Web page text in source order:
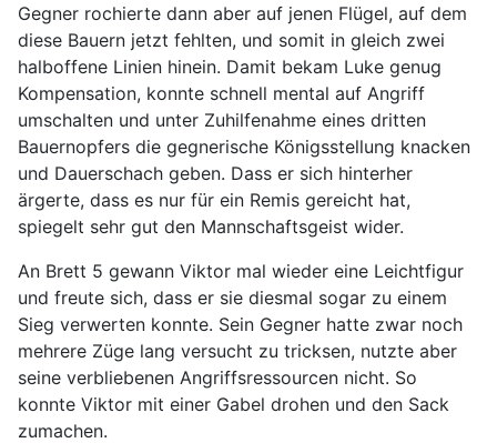
Gegner rochierte dann aber auf jenen Flügel, auf dem
diese Bauern jetzt fehlten, und somit in gleich zwei
halboffene Linien hinein. Damit bekam Luke genug
Kompensation, konnte schnell mental auf Angriff
umschalten und unter Zuhilfenahme eines dritten
Bauernopfers die gegnerische Königsstellung knacken
und Dauerschach geben. Dass er sich hinterher
ärgerte, dass es nur für ein Remis gereicht hat,
spiegelt sehr gut den Mannschaftsgeist wider.
An Brett 5 gewann Viktor mal wieder eine Leichtfigur
und freute sich, dass er sie diesmal sogar zu einem
Sieg verwerten konnte. Sein Gegner hatte zwar noch
mehrere Züge lang versucht zu tricksen, nutzte aber
seine verbliebenen Angriffsressourcen nicht. So
konnte Viktor mit einer Gabel drohen und den Sack
zumachen.